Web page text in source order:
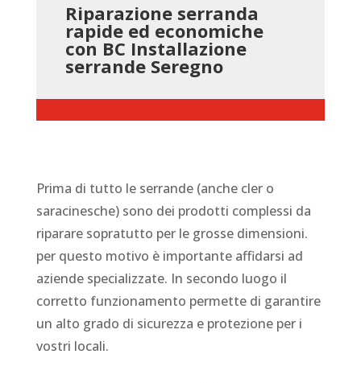
Riparazione serranda
rapide ed economiche
con BC Installazione
serrande Seregno
Prima di tutto le serrande (anche cler o
saracinesche) sono dei prodotti complessi da
riparare sopratutto per le grosse dimensioni.
per questo motivo è importante affidarsi ad
aziende specializzate. In secondo luogo il
corretto funzionamento permette di garantire
un alto grado di sicurezza e protezione per i
vostri locali.